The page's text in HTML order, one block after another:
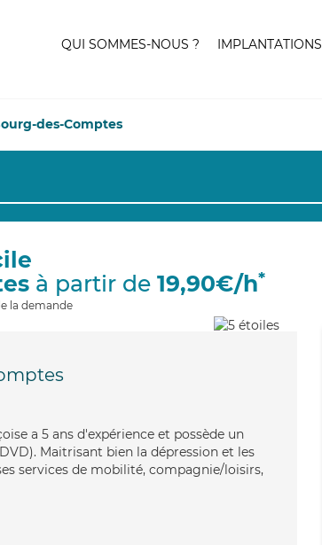
QUI SOMMES-NOUS ? IMPLANTATIONS
des-Comptes
à partir de 19,90€/h*
la demande
a 5 ans d'expérience et possède un
Maitrisant bien la dépression et les
services de mobilité, compagnie/loisirs,